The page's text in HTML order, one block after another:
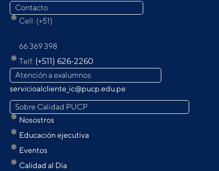
Contacto
Cell: (+51)
66 369 398
Telf: (+511) 626-2260
Atención a exalumnos
servicioalcliente_ic@pucp.edu.pe
Sobre Calidad PUCP
Nosostros
Educación ejecutiva
Eventos
Calidad al Día